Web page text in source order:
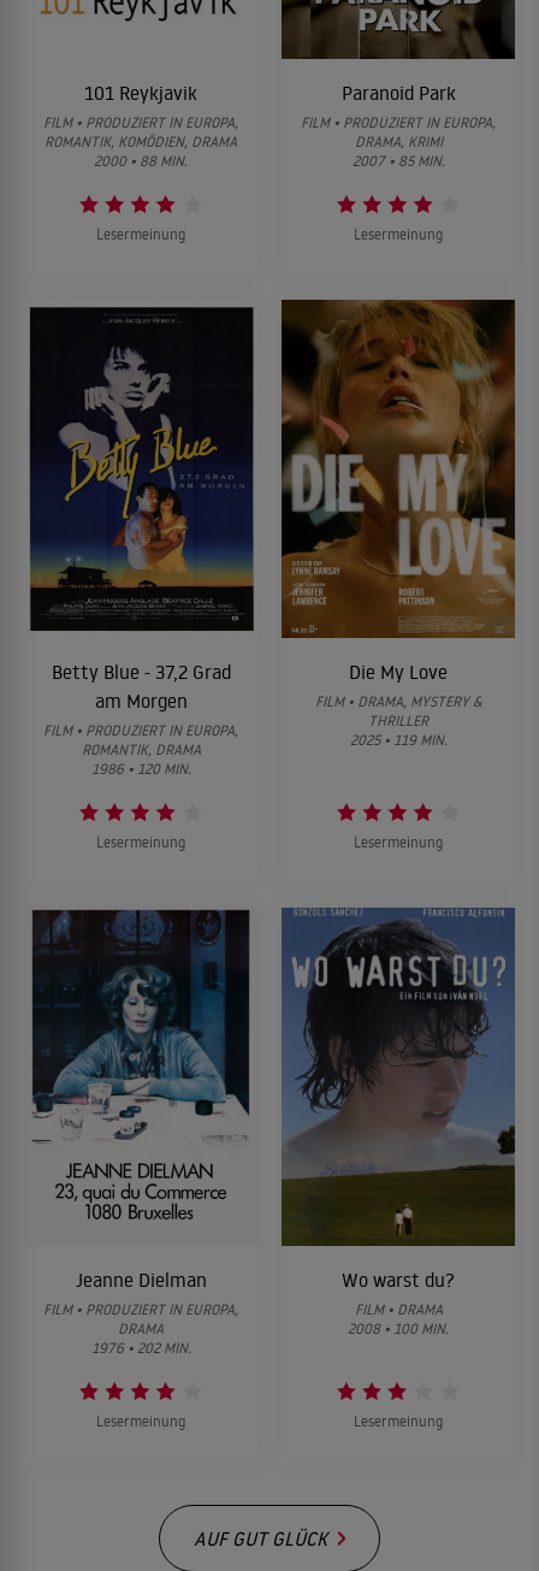
101 Reykjavik
FILM • PRODUZIERT IN EUROPA,
ROMANTIK, KOMÖDIEN, DRAMA
2000 • 88 MIN.
Lesermeinung
Paranoid Park
FILM • PRODUZIERT IN EUROPA,
DRAMA, KRIMI
2007 • 85 MIN.
Lesermeinung
Betty Blue - 37,2 Grad
am Morgen
FILM • PRODUZIERT IN EUROPA,
ROMANTIK, DRAMA
1986 • 120 MIN.
Lesermeinung
Die My Love
FILM • DRAMA, MYSTERY &
THRILLER
2025 • 119 MIN.
Lesermeinung
Jeanne Dielman
FILM • PRODUZIERT IN EUROPA,
DRAMA
1976 • 202 MIN.
Lesermeinung
Wo warst du?
FILM • DRAMA
2008 • 100 MIN.
Lesermeinung
AUF GUT GLÜCK